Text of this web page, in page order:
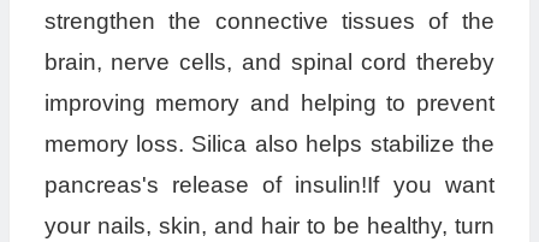
strengthen the connective tissues of the
brain, nerve cells, and spinal cord thereby
improving memory and helping to prevent
memory loss. Silica also helps stabilize the
pancreas's release of insulin!If you want
your nails, skin, and hair to be healthy, turn